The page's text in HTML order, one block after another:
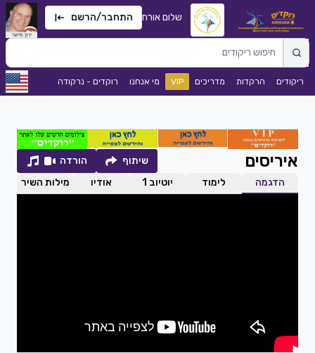
שלום אורח התחבר/הרשם
ריקודים הרקדות מדריכים VIP מי אנחנו רוקדים - נרקודה
איריסים שיתוף
הורדה
הדגמה
לימוד יוטיוב 1 אודיו מילות השיר